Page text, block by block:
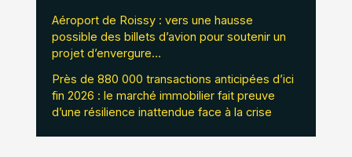
Aéroport de Roissy : vers une hausse
possible des billets d’avion pour soutenir un
projet d’envergure…
Près de 880 000 transactions anticipées d’ici
fin 2026 : le marché immobilier fait preuve
d’une résilience inattendue face à la crise